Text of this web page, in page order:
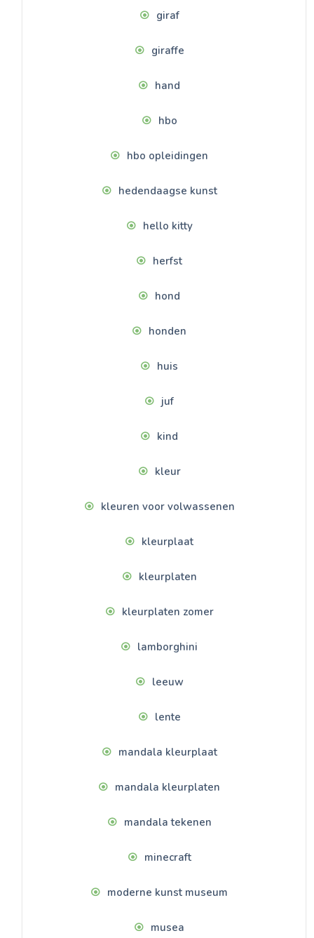
giraf
giraffe
hand
hbo
hbo opleidingen
hedendaagse kunst
hello kitty
herfst
hond
honden
huis
juf
kind
kleur
kleuren voor volwassenen
kleurplaat
kleurplaten
kleurplaten zomer
lamborghini
leeuw
lente
mandala kleurplaat
mandala kleurplaten
mandala tekenen
minecraft
moderne kunst museum
musea